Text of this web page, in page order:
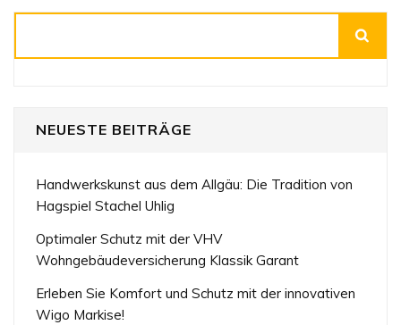
NEUESTE BEITRÄGE
Handwerkskunst aus dem Allgäu: Die Tradition von
Hagspiel Stachel Uhlig
Optimaler Schutz mit der VHV
Wohngebäudeversicherung Klassik Garant
Erleben Sie Komfort und Schutz mit der innovativen
Wigo Markise!